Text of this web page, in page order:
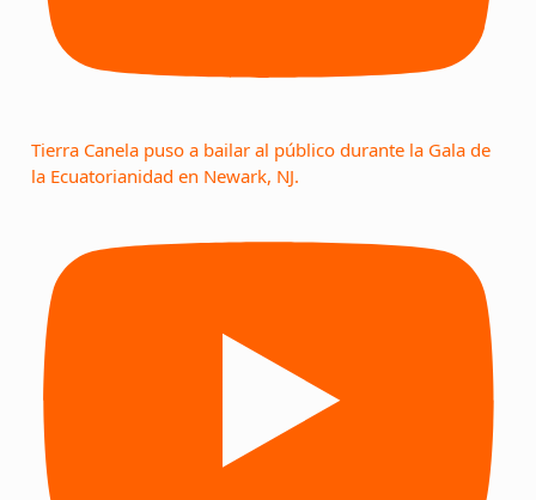
Tierra Canela puso a bailar al público durante la Gala de
la Ecuatorianidad en Newark, NJ.